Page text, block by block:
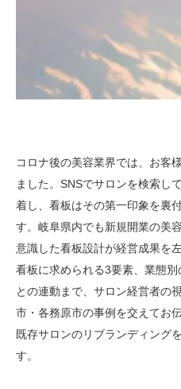
コロナ後の美容業界では、お客
ました。SNSでサロンを検索し
着し、看板はその第一印象を裏
す。岐阜県内でも新規開業の美
意識した看板設計が経営成果を
看板に求められる3要素、業態
との連動まで、サロン経営者の
市・各務原市の事例を交えてお
既存サロンのリブランディング
す。